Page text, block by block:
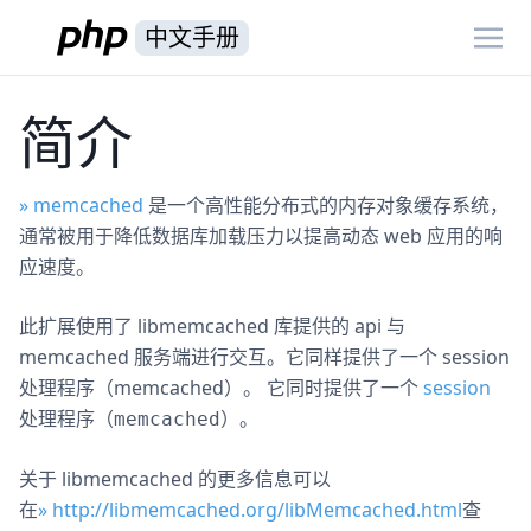
中文手册
简介
» memcached 是一个高性能分布式的内存对象缓存系统，
通常被用于降低数据库加载压力以提高动态 web 应用的响
应速度。
此扩展使用了 libmemcached 库提供的 api 与
memcached 服务端进行交互。它同样提供了一个 session
处理程序（memcached）。 它同时提供了一个session
处理程序（memcached）。
关于 libmemcached 的更多信息可以
在» http://libmemcached.org/libMemcached.html查